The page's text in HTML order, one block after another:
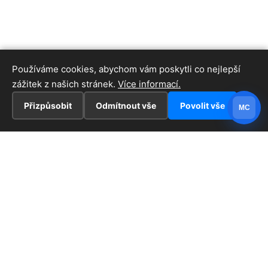
Používáme cookies, abychom vám poskytli co nejlepší
zážitek z našich stránek. Více informací.
Přizpůsobit Odmítnout vše Povolit vše MC